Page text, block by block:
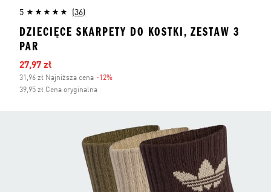
5 (36)
DZIECIĘCE SKARPETY DO KOSTKI, ZESTAW 3
PAR
Ceny na wyprzedaży
27,97 zł
31,96 zł Najniższa cena -12%
39,95 zł Cena oryginalna